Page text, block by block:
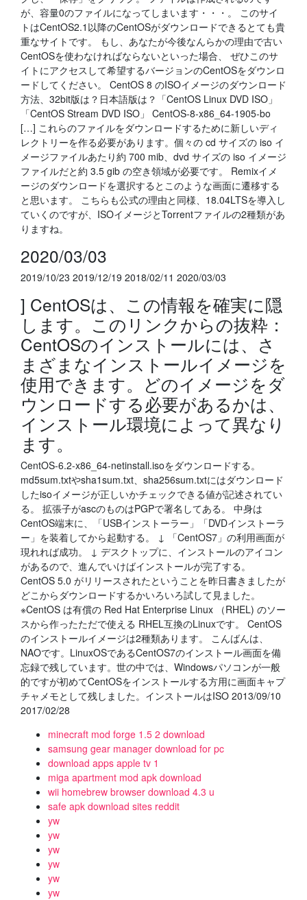
が、容量0のファイルになってしまいます・・・。 このサイ
トはCentOS2.1以降のCentOSがダウンロードできるとても貴
重なサイトです。 もし、あなたが今後なんらかの理由で古い
CentOSを使わなければならないといった場合、 ぜひこのサ
イトにアクセスして希望するバージョンのCentOSをダウンロ
ードしてください。 CentOS 8 のISOイメージのダウンロード
方法、32bit版は？日本語版は？「CentOS Linux DVD ISO」
「CentOS Stream DVD ISO」 CentOS-8-x86_64-1905-bo
[…] これらのファイルをダウンロードするために新しいディ
レクトリーを作る必要があります。個々の cd サイズの iso イ
メージファイルあたり約 700 mib、dvd サイズの iso イメージ
ファイルだと約 3.5 gib の空き領域が必要です。 Remixイメ
ージのダウンロードを選択するとこのような画面に遷移する
と思います。 こちらも公式の理由と同様、18.04LTSを導入し
ていくのですが、ISOイメージとTorrentファイルの2種類があ
りますね。
2020/03/03
2019/10/23 2019/12/19 2018/02/11 2020/03/03
] CentOSは、この情報を確実に隠
します。このリンクからの抜粋：
CentOSのインストールには、さ
まざまなインストールイメージを
使用できます。どのイメージをダ
ウンロードする必要があるかは、
インストール環境によって異なり
ます。
CentOS-6.2-x86_64-netinstall.isoをダウンロードする。
md5sum.txtやsha1sum.txt、sha256sum.txtにはダウンロード
したisoイメージが正しいかチェックできる値が記述されてい
る。 拡張子がascのものはPGPで署名してある。 中身は
CentOS端末に、「USBインストーラー」「DVDインストーラ
ー」を装着してから起動する。 ↓ 「CentOS7」の利用画面が
現れれば成功。 ↓ デスクトップに、インストールのアイコン
があるので、進んでいけばインストールが完了する。
CentOS 5.0 がリリースされたということを昨日書きましたが
どこからダウンロードするかいろいろ試して見ました。
※CentOS は有償の Red Hat Enterprise Linux （RHEL) のソー
スから作ったただで使える RHEL互換のLinuxです。 CentOS
のインストールイメージは2種類あります。 こんばんは、
NAOです。LinuxOSであるCentOS7のインストール画面を備
忘録で残しています。世の中では、Windowsパソコンが一般
的ですが初めてCentOSをインストールする方用に画面キャプ
チャメモとして残しました。インストールはISO 2013/09/10
2017/02/28
minecraft mod forge 1.5 2 download
samsung gear manager download for pc
download apps apple tv 1
miga apartment mod apk download
wii homebrew browser download 4.3 u
safe apk download sites reddit
yw
yw
yw
yw
yw
yw